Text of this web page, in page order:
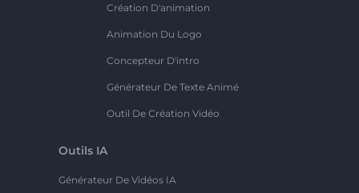
Création D'animation
Animation Du Logo
Concepteur D'intro
Générateur De Texte Animé
Outil De Création Vidéo
Outils IA
Générateur De Vidéos IA